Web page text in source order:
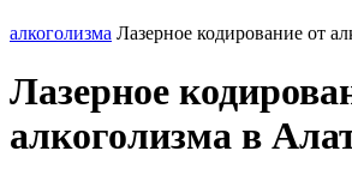
алкоголизма Лазерное кодирование от
Лазерное
алкоголизма в